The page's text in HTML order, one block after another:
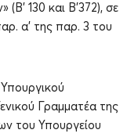
130 και Β’372), σε
α’ της παρ. 3 του
Γραμματέα της
του Υπουργείου